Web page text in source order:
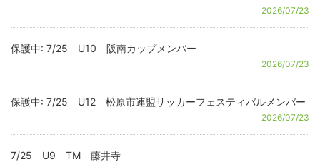
2026/07/23
保護中: 7/25 U10 阪南カップメンバー
2026/07/23
保護中: 7/25 U12 松原市連盟サッカーフェスティバルメンバー
2026/07/23
7/25 U9 TM 藤井寺